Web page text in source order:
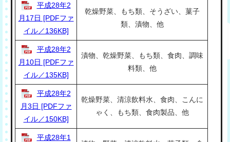
平成28年2
月17日 [PDFファ
イル／136KB]
乾燥野菜、もち類、そうざい、菓子
類、漬物、他
平成28年2
月10日 [PDFファ
イル／135KB]
漬物、乾燥野菜、もち類、食肉、調味
料類、他
平成28年2
月3日 [PDFファ
イル／150KB]
乾燥野菜、清涼飲料水、食肉、こんに
ゃく、もち類、食肉製品、他
平成28年1